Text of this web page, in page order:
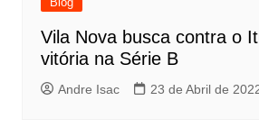
Vila Nova busca contra o
vitória na Série B
Andre Isac 23 de Abril de